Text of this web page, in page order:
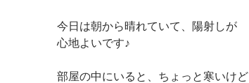
今日は朝から晴れていて、陽射しが
心地よいです♪
部屋の中にいると、ちょっと寒いけど